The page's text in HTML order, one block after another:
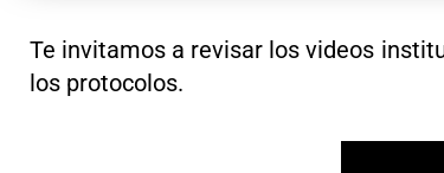
Te invitamos a revisar los videos
los protocolos.